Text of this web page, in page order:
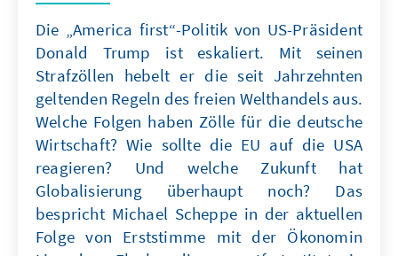
Die „America first“-Politik von US-Präsident
Donald Trump ist eskaliert. Mit seinen
Strafzöllen hebelt er die seit Jahrzehnten
geltenden Regeln des freien Welthandels aus.
Welche Folgen haben Zölle für die deutsche
Wirtschaft? Wie sollte die EU auf die USA
reagieren? Und welche Zukunft hat
Globalisierung überhaupt noch? Das
bespricht Michael Scheppe in der aktuellen
Folge von Erststimme mit der Ökonomin